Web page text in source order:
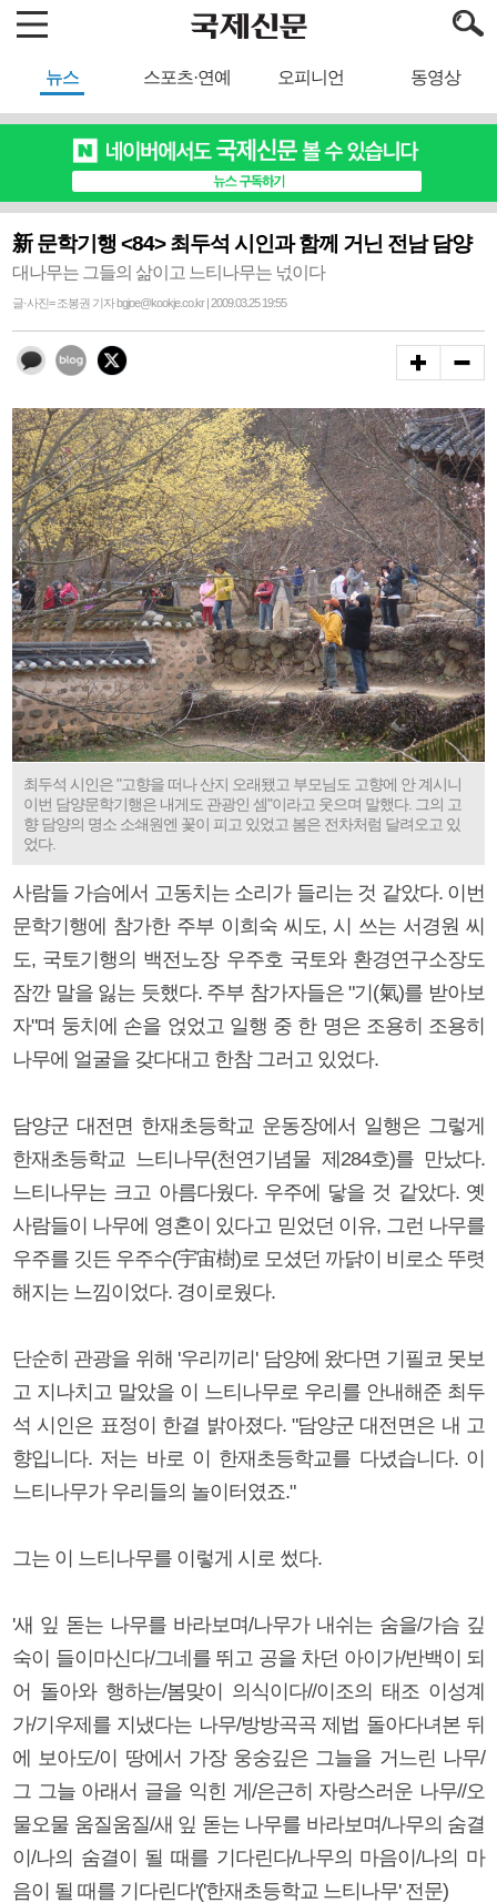
뉴스 스포츠·연예 오피니언 동영상
新 문학기행 <84> 최두석 시인과 함께 거닌 전남 담양
대나무는 그들의 삶이고 느티나무는 넋이다
글·사진= 조봉권 기자 bgjoe@kookje.co.kr | 2009.03.25 19:55
최두석 시인은 "고향을 떠나 산지 오래됐고 부모님도 고향에 안 계시니
이번 담양문학기행은 내게도 관광인 셈"이라고 웃으며 말했다. 그의 고
향 담양의 명소 소쇄원엔 꽃이 피고 있었고 봄은 전차처럼 달려오고 있
었다.
사람들 가슴에서 고동치는 소리가 들리는 것 같았다. 이번
문학기행에 참가한 주부 이희숙 씨도, 시 쓰는 서경원 씨
도, 국토기행의 백전노장 우주호 국토와 환경연구소장도
잠깐 말을 잃는 듯했다. 주부 참가자들은 "기(氣)를 받아보
자"며 둥치에 손을 얹었고 일행 중 한 명은 조용히 조용히
나무에 얼굴을 갖다대고 한참 그러고 있었다.
담양군 대전면 한재초등학교 운동장에서 일행은 그렇게
한재초등학교 느티나무(천연기념물 제284호)를 만났다.
느티나무는 크고 아름다웠다. 우주에 닿을 것 같았다. 옛
사람들이 나무에 영혼이 있다고 믿었던 이유, 그런 나무를
우주를 깃든 우주수(宇宙樹)로 모셨던 까닭이 비로소 뚜렷
해지는 느낌이었다. 경이로웠다.
단순히 관광을 위해 '우리끼리' 담양에 왔다면 기필코 못보
고 지나치고 말았을 이 느티나무로 우리를 안내해준 최두
석 시인은 표정이 한결 밝아졌다. "담양군 대전면은 내 고
향입니다. 저는 바로 이 한재초등학교를 다녔습니다. 이
느티나무가 우리들의 놀이터였죠."
그는 이 느티나무를 이렇게 시로 썼다.
'새 잎 돋는 나무를 바라보며/나무가 내쉬는 숨을/가슴 깊
숙이 들이마신다/그네를 뛰고 공을 차던 아이가/반백이 되
어 돌아와 행하는/봄맞이 의식이다//이조의 태조 이성계
가/기우제를 지냈다는 나무/방방곡곡 제법 돌아다녀본 뒤
에 보아도/이 땅에서 가장 웅숭깊은 그늘을 거느린 나무/
그 그늘 아래서 글을 익힌 게/은근히 자랑스러운 나무//오
물오물 움질움질/새 잎 돋는 나무를 바라보며/나무의 숨결
이/나의 숨결이 될 때를 기다린다/나무의 마음이/나의 마
음이 될 때를 기다린다'('한재초등학교 느티나무' 전문)